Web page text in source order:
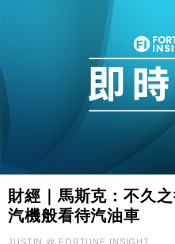
財經｜馬斯克：不久
汽機般看待汽油車
JUSTIN @ FORTUNE INSIGHT